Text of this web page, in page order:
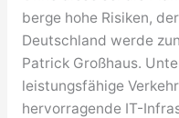
berge hohe Risiken,
Deutschland werde
Patrick Großhaus.
leistungsfähige
hervorragende IT-